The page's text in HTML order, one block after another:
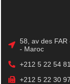
58, av des
- Maroc
+212 5 22 54
+212 5 22 30